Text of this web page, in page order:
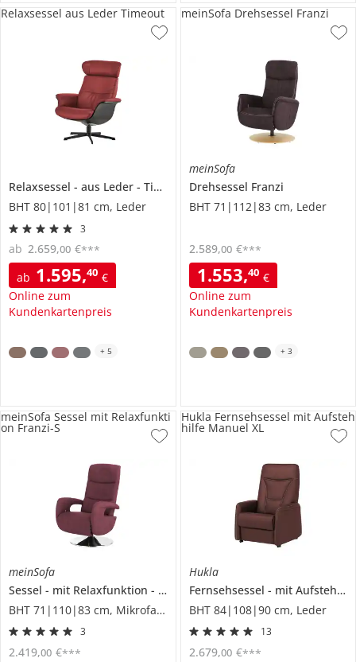
Relaxsessel aus Leder
Timeout
BHT 80|101|81 cm, Leder
3
ab 1.595,40 €
Online zum
Kundenkartenpreis
ab 2.659,00 €***
Relaxsessel aus Leder Timeout
+ 5
meinSofa
Drehsessel Franzi
BHT 71|112|83 cm, Leder
1.553,40 €
Online zum
Kundenkartenpreis
2.589,00 €***
meinSofa Drehsessel Franzi
+ 3
meinSofa
Sessel
mit Relaxfunktion
Franzi-S
BHT 71|110|83 cm, Mikrofaser
3
2.419,00 €***
meinSofa Sessel mit Relaxfunkti
on Franzi-S
Hukla
Fernsehsessel
mit Aufstehhilfe
BHT 84|108|90 cm, Leder
13
2.679,00 €***
Hukla Fernsehsessel mit Aufsteh
hilfe Manuel XL